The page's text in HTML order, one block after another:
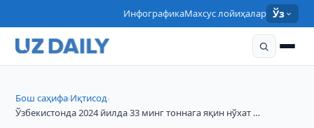
ИнфографикаМахсус лойиҳалар Ўз
Бош саҳифа›Иқтисод›
Ўзбекистонда 2024 йилда 33 минг тоннага яқин нўхат …